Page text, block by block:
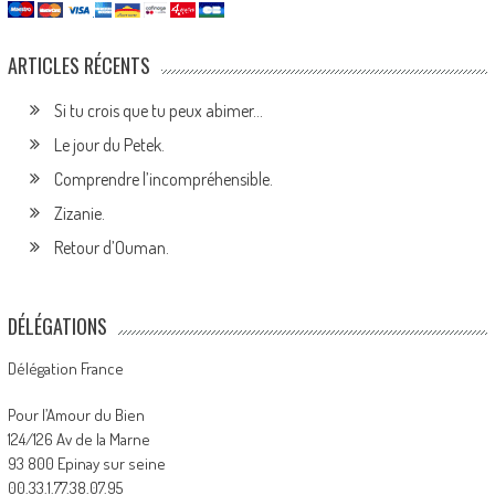
ARTICLES RÉCENTS
Si tu crois que tu peux abimer…
Le jour du Petek.
Comprendre l’incompréhensible.
Zizanie.
Retour d’Ouman.
DÉLÉGATIONS
Délégation France
Pour l’Amour du Bien
124/126 Av de la Marne
93 800 Epinay sur seine
00.33.1.77.38.07.95